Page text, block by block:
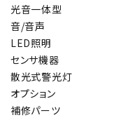
光音一体型
音/音声
LED照明
センサ機器
散光式警光灯
オプション
補修パーツ